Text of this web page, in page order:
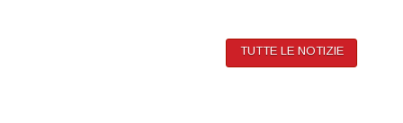
TUTTE LE NOTIZIE